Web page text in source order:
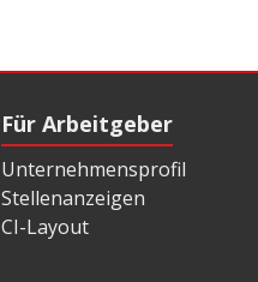
Für Arbeitgeber
Unternehmensprofil
Stellenanzeigen
CI-Layout